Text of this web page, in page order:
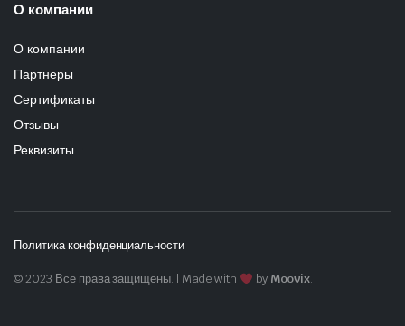
О компании
О компании
Партнеры
Сертификаты
Отзывы
Реквизиты
Политика конфиденциальности
© 2023 Все права защищены. | Made with by Moovix.